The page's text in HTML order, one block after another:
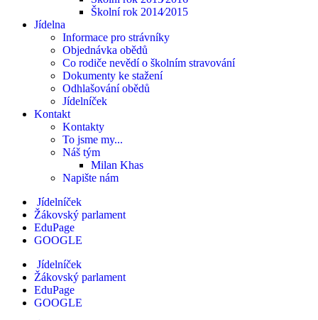
Školní rok 2014⁄2015
Jídelna
Informace pro strávníky
Objednávka obědů
Co rodiče nevědí o školním stravování
Dokumenty ke stažení
Odhlašování obědů
Jídelníček
Kontakt
Kontakty
To jsme my...
Náš tým
Milan Khas
Napište nám
Jídelníček
Žákovský parlament
EduPage
GOOGLE
Jídelníček
Žákovský parlament
EduPage
GOOGLE